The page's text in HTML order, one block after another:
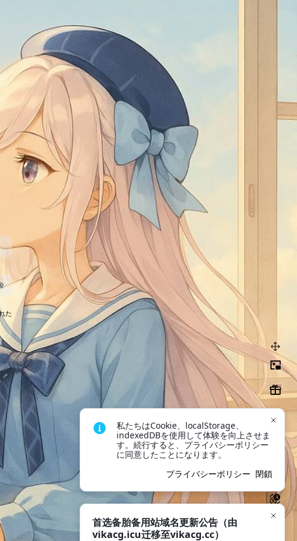
た
私たちはCookie、localStorage、
indexedDBを使用して体験を向上させま
す。続行すると、プライバシーポリシー
に同意したことになります。
プライバシーポリシー 閉鎖
首选备胎备用站域名更新公告（由
vikacg.icu迁移至vikacg.cc）